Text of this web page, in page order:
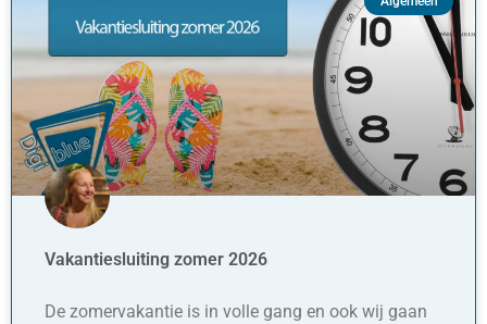
Vakantiesluiting zomer 2026
De zomervakantie is in volle gang en ook wij gaan